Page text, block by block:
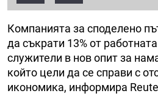
Компанията за споделено
да съкрати 13% от
служители в нов опит за
който цели да се справи с
икономика, информира